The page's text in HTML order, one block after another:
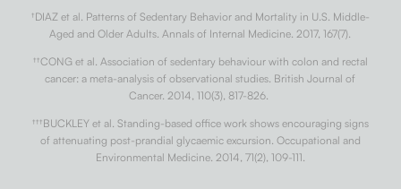
†DIAZ et al. Patterns of Sedentary Behavior and Mortality in U.S. Middle-
Aged and Older Adults. Annals of Internal Medicine. 2017, 167(7).
††CONG et al. Association of sedentary behaviour with colon and rectal
cancer: a meta-analysis of observational studies. British Journal of
Cancer. 2014, 110(3), 817-826.
†††BUCKLEY et al. Standing-based office work shows encouraging signs
of attenuating post-prandial glycaemic excursion. Occupational and
Environmental Medicine. 2014, 71(2), 109-111.